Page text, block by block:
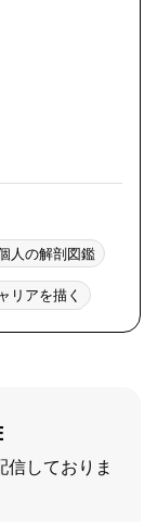
人の解剖図鑑
リアを描く
しておりま